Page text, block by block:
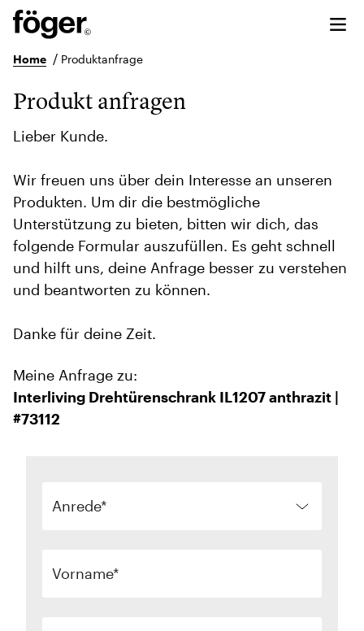
Home / Produktanfrage
Produkt anfragen
Lieber Kunde.
Wir freuen uns über dein Interesse an unseren
Produkten. Um dir die bestmögliche
Unterstützung zu bieten, bitten wir dich, das
folgende Formular auszufüllen. Es geht schnell
und hilft uns, deine Anfrage besser zu verstehen
und beantworten zu können.
Danke für deine Zeit.
Meine Anfrage zu:
Interliving Drehtürenschrank IL1207 anthrazit |
#73112
Anrede
Vorname